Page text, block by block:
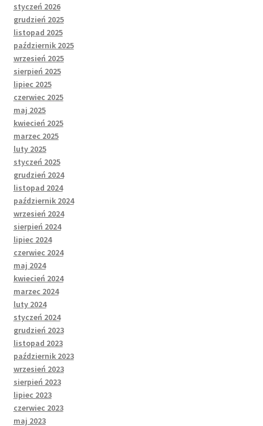
styczeń 2026
grudzień 2025
listopad 2025
październik 2025
wrzesień 2025
sierpień 2025
lipiec 2025
czerwiec 2025
maj 2025
kwiecień 2025
marzec 2025
luty 2025
styczeń 2025
grudzień 2024
listopad 2024
październik 2024
wrzesień 2024
sierpień 2024
lipiec 2024
czerwiec 2024
maj 2024
kwiecień 2024
marzec 2024
luty 2024
styczeń 2024
grudzień 2023
listopad 2023
październik 2023
wrzesień 2023
sierpień 2023
lipiec 2023
czerwiec 2023
maj 2023